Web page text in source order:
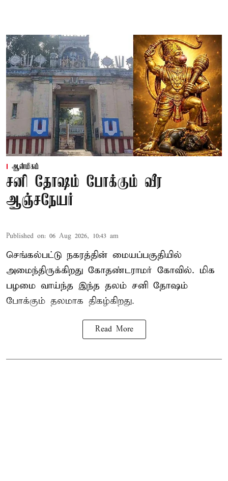
ஆன்மிகம்
சனி தோஷம் போக்கும் வீர
ஆஞ்சநேயர்
Published on: 06 Aug 2026, 10:43 am
செங்கல்பட்டு நகரத்தின் மையப்பகுதியில்
அமைந்திருக்கிறது கோதண்டராமர் கோவில். மிக
பழமை வாய்ந்த இந்த தலம் சனி தோஷம்
போக்கும் தலமாக திகழ்கிறது.
Read More